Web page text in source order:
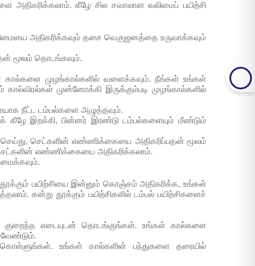
கீழே சில சவாலான வலிமைப் பயிற்சி
அதிகரிக்கவும் தசை வெகுஜனத்தை உருவாக்கவும்
மூலம் தொடங்கவும்.
கால்களை முழங்கால்களில் வளைக்கவும். நீங்கள் உங்கள்
முன்னோக்கி இருக்கும்படி முழங்கால்களில்
நீட்ட டம்பல்களை அழுத்தவும்.
கீழே இறக்கி, பின்னர் இரண்டு டம்பல்களையும் மீண்டும்
செட்களின் எண்ணிக்கையை அதிகரிப்பதன் மூலம்
எண்ணிக்கையை அதிகரிக்கலாம்.
பயிற்சியை இன்னும் கொஞ்சம் அதிகரிக்க, உங்கள்
கன்று தூக்கும் பயிற்சிகளில் டம்பல் பயிற்சிகளைச்
குறைந்த எடையுடன் தொடங்குங்கள். உங்கள் கால்களை
வேண்டும்.
உங்கள் கால்களின் பந்துகளை தரையில்